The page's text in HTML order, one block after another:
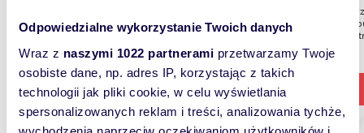
Odpowiedzialne wykorzystanie Twoich danych
Wraz z naszymi 1022 partnerami przetwarzamy Twoje
osobiste dane, np. adres IP, korzystając z takich
technologii jak pliki cookie, w celu wyświetlania
spersonalizowanych reklam i treści, analizowania tychże,
Mam
To